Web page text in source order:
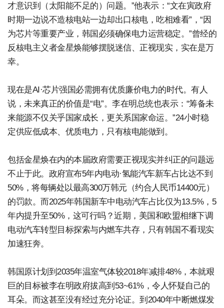
才意识到（太阳能不足的）问题。”他表示：“文在寅政府
时期一边说不造核电站一边却出口核电，吃相难看”，“因
为芯片等重要产业，韩国必须确保电力运营稳定。”曾经的
反核电主义者金星焕能够摆脱迷信、正视现实，实在是万
幸。
现在是AI·芯片强国必需拥有优质廉价电力的时代。有人
说，未来真正的价值是“电”。李在明总统也表示：“筹备未
来能源不仅关乎国家成长，更关系国家命运。”24小时稳
定供应低成本、优质电力，只有核电能做到。
包括金星焕在内的本届政府需要正视现实并纠正的问题远
不止于此。政府宣布5年内电动·氢能汽车新车占比达不到
50%，将每辆处以最高300万韩元（约合人民币14400元）
的罚款。而2025年韩国新车中电动汽车占比仅为13.5%，5
年内提升至50%，这可行吗？近期，美国和欧盟相继下调
电动汽车转型目标探索与内燃车共存，只有韩国不看现实
加速狂奔。
韩国原计划到2035年温室气体较2018年减排48%，本就艰
巨的目标被李在明政府拔高到53~61%，令人怀疑自己的
耳朵。而这甚至没有经过充分论证。到2040年中断燃煤发